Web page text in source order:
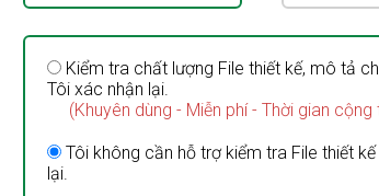
Kiểm tra chất lượng File thiết kế, mô tả
Tôi xác nhận lại.
(Khuyên dùng - Miễn phí - Thời gian
Tôi không cần hỗ trợ kiểm tra File thiết
lại.